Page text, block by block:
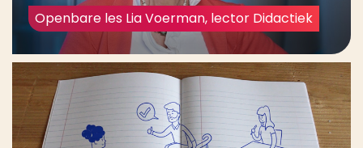
Openbare les Lia Voerman, lector Didactiek